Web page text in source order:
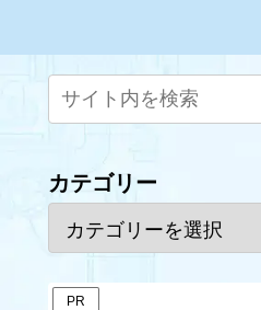
カテゴリー
PR